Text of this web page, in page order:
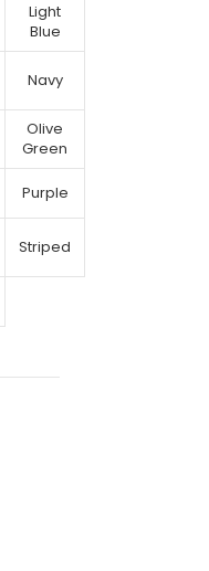
Light
Blue
Navy
Olive
Green
Purple
Striped